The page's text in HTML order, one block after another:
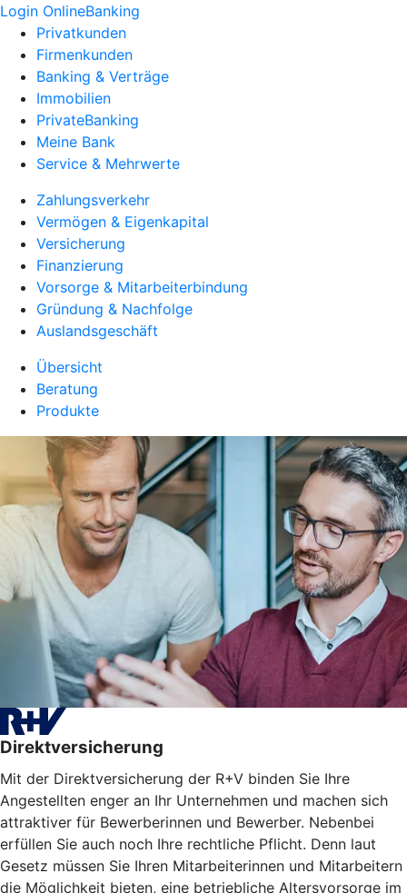
Login OnlineBanking
Privatkunden
Firmenkunden
Banking & Verträge
Immobilien
PrivateBanking
Meine Bank
Service & Mehrwerte
Zahlungsverkehr
Vermögen & Eigenkapital
Versicherung
Finanzierung
Vorsorge & Mitarbeiterbindung
Gründung & Nachfolge
Auslandsgeschäft
Übersicht
Beratung
Produkte
Direktversicherung
Mit der Direktversicherung der R+V binden Sie Ihre
Angestellten enger an Ihr Unternehmen und machen sich
attraktiver für Bewerberinnen und Bewerber. Nebenbei
erfüllen Sie auch noch Ihre rechtliche Pflicht. Denn laut
Gesetz müssen Sie Ihren Mitarbeiterinnen und Mitarbeitern
die Möglichkeit bieten, eine betriebliche Altersvorsorge im